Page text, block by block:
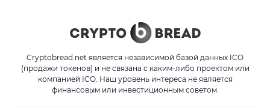
Cryptobread.net является независимой базой данных ICO
(продажи токенов) и не связана с каким-либо проектом или
компанией ICO. Наш уровень интереса не является
финансовым или инвестиционным советом.